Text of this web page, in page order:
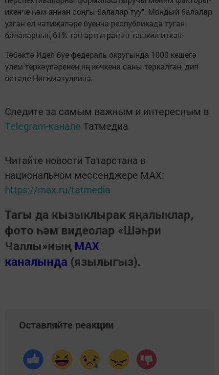
икенче һәм аннан соңгы балалар туу". Мондый балалар
узган ел нәтиҗәләре буенча республикада туган
балаларның 61% тан артыграгын тәшкил иткән.
Төбәктә Идел буе федераль округында 1000 кешегә
үлем теркәүләренең иң кечкенә саны теркәлгән, дип
өстәде Нигъмәтуллина.
Следите за самым важным и интересным в
Telegram-канале Татмедиа
Читайте новости Татарстана в
национальном мессенджере MАХ:
https://max.ru/tatmedia
Тагы да кызыклырак яңалыклар,
фото һәм видеолар «Шәһри
Чаллы»ның MAX
каналында (язылыгыз).
Оставляйте реакции